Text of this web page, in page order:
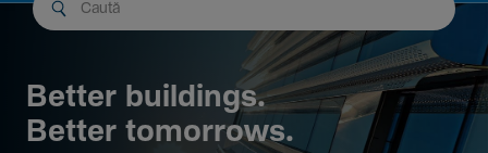
Better buil­dings.
Better tomor­rows.